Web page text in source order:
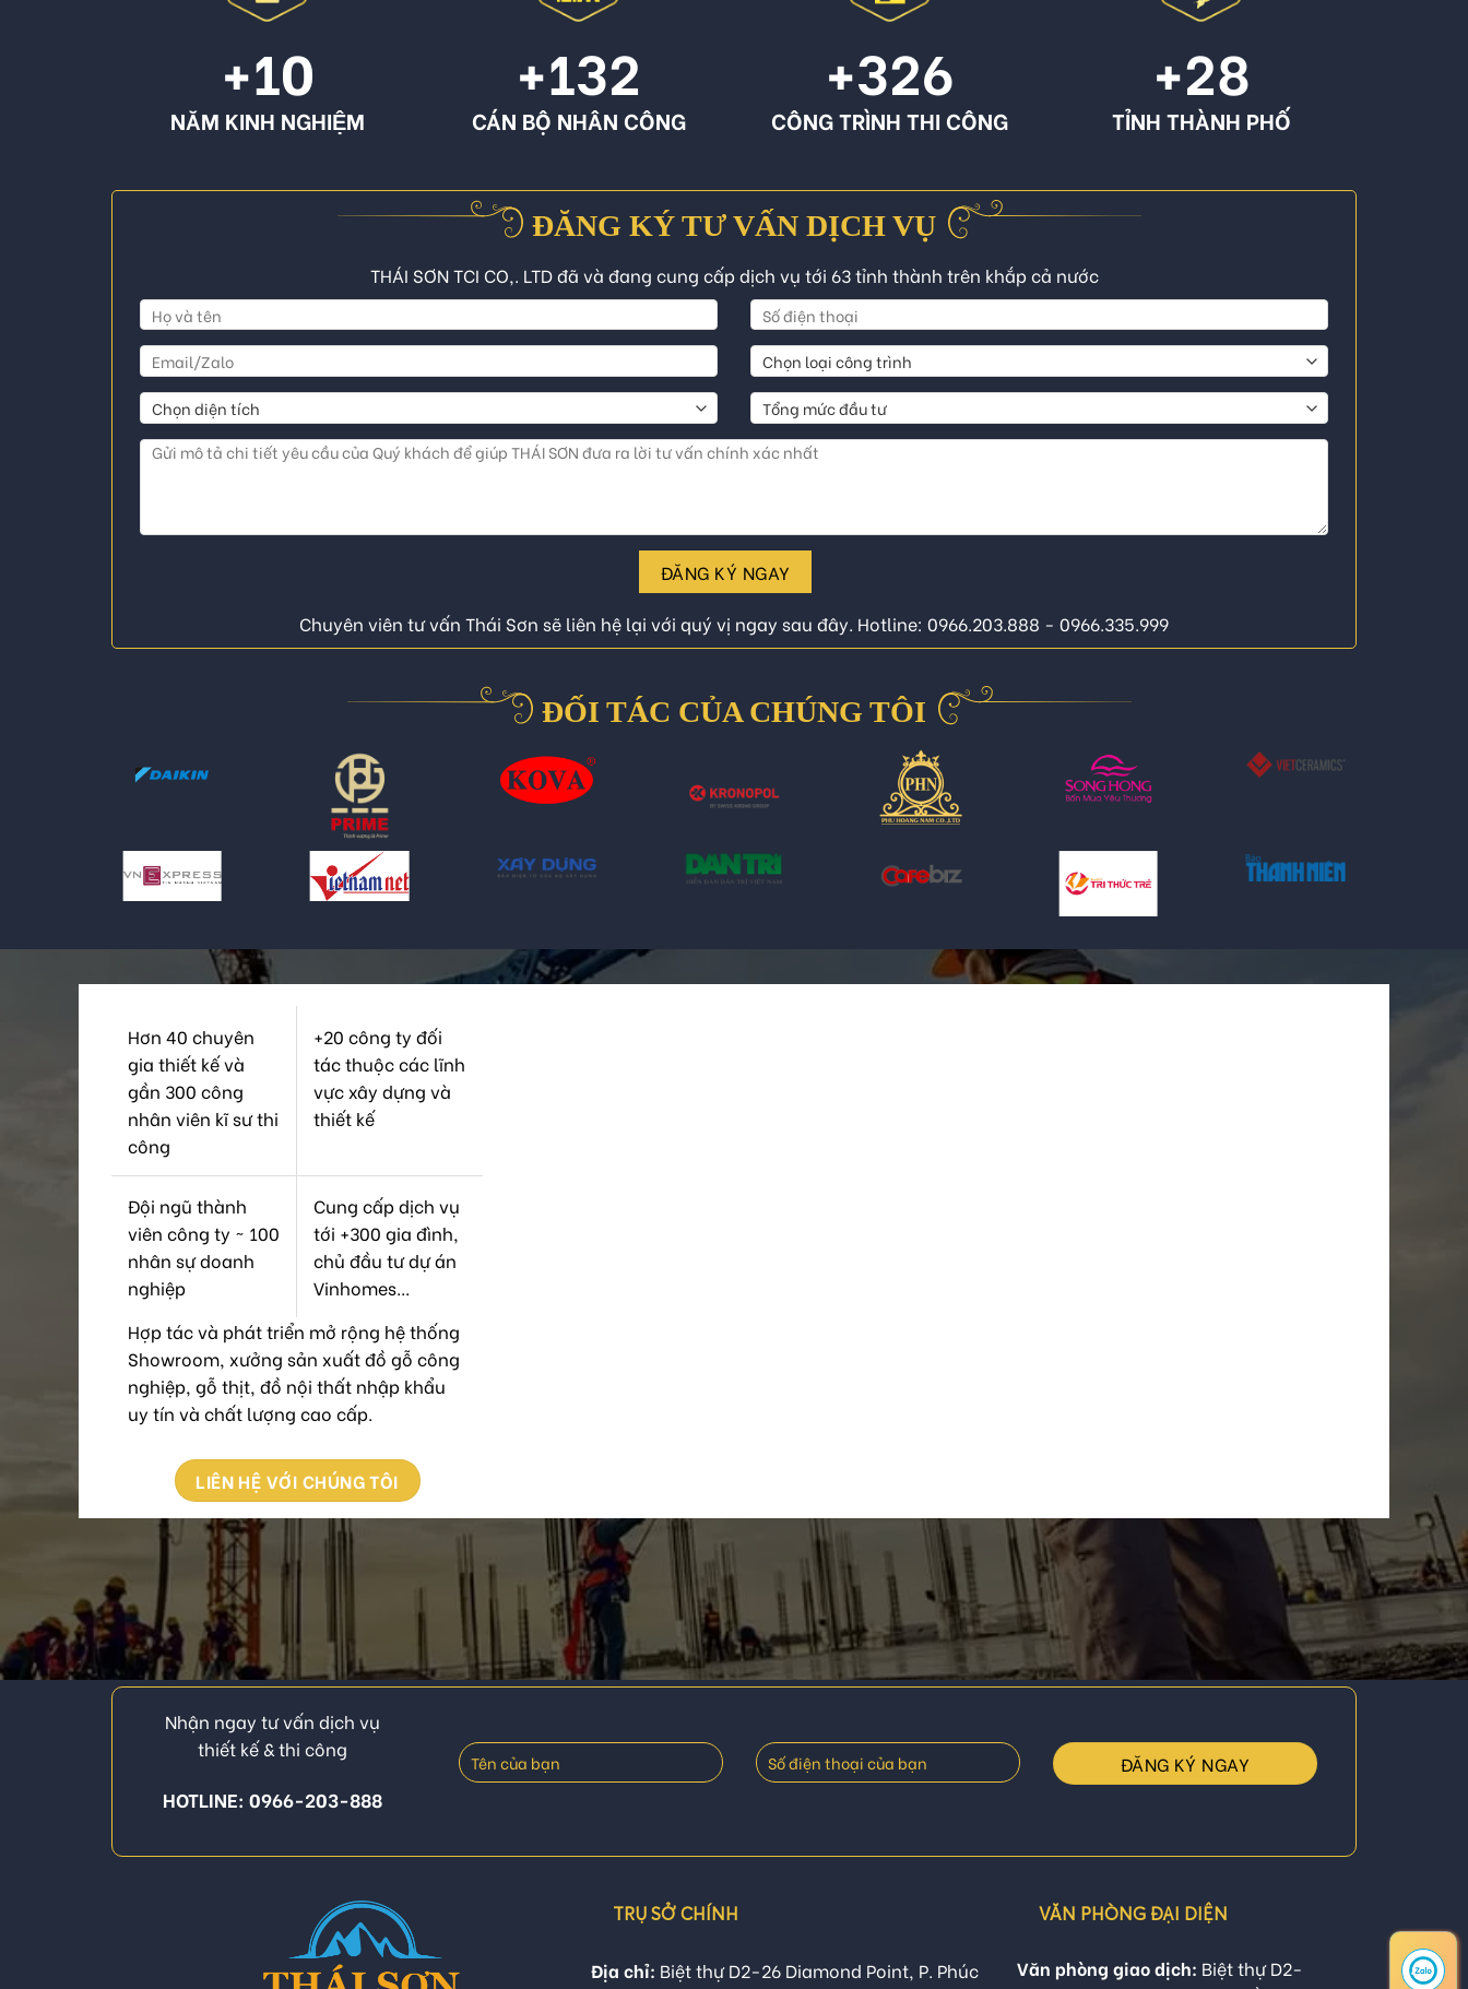
+10
NĂM KINH NGHIỆM
+132
CÁN BỘ NHÂN CÔNG
+326
CÔNG TRÌNH THI CÔNG
+28
TỈNH THÀNH PHỐ
ĐĂNG KÝ TƯ VẤN DỊCH VỤ
THÁI SƠN TCI CO,. LTD đã và đang cung cấp dịch vụ tới 63 tỉnh thành trên khắp cả nước
ĐĂNG KÝ NGAY
Chuyên viên tư vấn Thái Sơn sẽ liên hệ lại với quý vị ngay sau đây. Hotline: 0966.203.888 - 0966.335.999
ĐỐI TÁC CỦA CHÚNG TÔI
Hơn 40 chuyên
gia thiết kế và
gần 300 công
nhân viên kĩ sư thi
công
+20 công ty đối
tác thuộc các lĩnh
vực xây dựng và
thiết kế
Đội ngũ thành
viên công ty ~ 100
nhân sự doanh
nghiệp
Cung cấp dịch vụ
tới +300 gia đình,
chủ đầu tư dự án
Vinhomes...
Hợp tác và phát triển mở rộng hệ thống
Showroom, xưởng sản xuất đồ gỗ công
nghiệp, gỗ thịt, đồ nội thất nhập khẩu
uy tín và chất lượng cao cấp.
LIÊN HỆ VỚI CHÚNG TÔI
Nhận ngay tư vấn dịch vụ
thiết kế & thi công
HOTLINE: 0966-203-888
TRỤ SỞ CHÍNH
Địa chỉ: Biệt thự D2-26 Diamond Point, P. Phúc
VĂN PHÒNG ĐẠI DIỆN
Văn phòng giao dịch: Biệt thự D2-